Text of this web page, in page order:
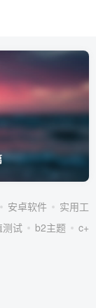
安卓软件
实用工
测试 b2主题
c++